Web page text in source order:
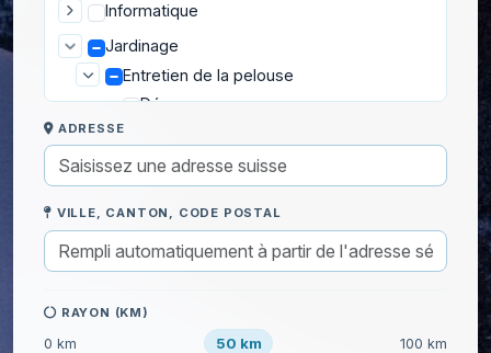
Informatique
Jardinage
Entretien de la pelouse
Démousser un gazon
Entretien du gazon
Pose de gazon
Pose de gazon synthétique
Scarifier une pelouse
Tondre la pelouse
Entretien des espaces verts
Équipements extérieurs
ADRESSE
VILLE, CANTON, CODE POSTAL
RAYON (KM)
0 km 50 km 100 km